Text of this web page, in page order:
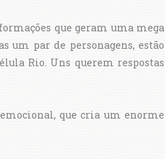
que geram uma mega
um par de personagens, estão
Rio. Uns querem respostas
que cria um enorme